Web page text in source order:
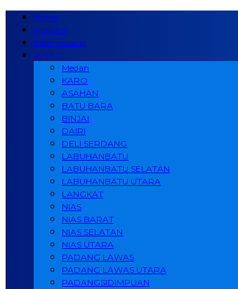
Home
Nasional
Internasional
SUMUT
Medan
KARO
ASAHAN
BATU BARA
BINJAI
DAIRI
DELI SERDANG
LABUHANBATU
LABUHANBATU SELATAN
LABUHANBATU UTARA
LANGKAT
NIAS
NIAS BARAT
NIAS SELATAN
NIAS UTARA
PADANG LAWAS
PADANG LAWAS UTARA
PADANGSIDIMPUAN